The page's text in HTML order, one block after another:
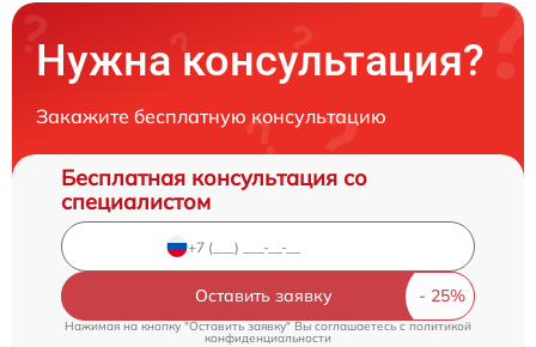
Нужна консультация?
Закажите бесплатную консультацию
Бесплатная консультация со
специалистом
Оставить заявку
Нажимая на кнопку "Оставить заявку" Вы соглашаетесь cполитикой
конфиденциальности